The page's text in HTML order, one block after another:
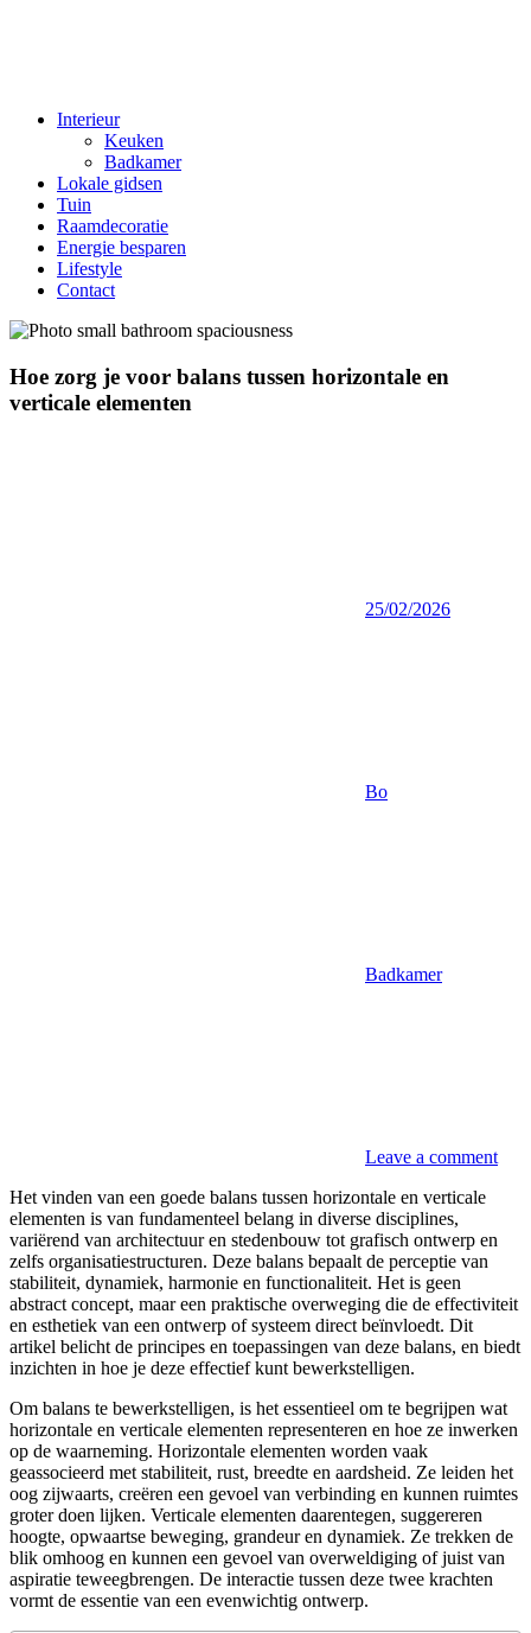
Interieur
Keuken
Badkamer
Lokale gidsen
Tuin
Raamdecoratie
Energie besparen
Lifestyle
Contact
Hoe zorg je voor balans tussen horizontale en
verticale elementen
25/02/2026
Bo
Badkamer
Leave a comment
Het vinden van een goede balans tussen horizontale en verticale
elementen is van fundamenteel belang in diverse disciplines,
variërend van architectuur en stedenbouw tot grafisch ontwerp en
zelfs organisatiestructuren. Deze balans bepaalt de perceptie van
stabiliteit, dynamiek, harmonie en functionaliteit. Het is geen
abstract concept, maar een praktische overweging die de effectiviteit
en esthetiek van een ontwerp of systeem direct beïnvloedt. Dit
artikel belicht de principes en toepassingen van deze balans, en biedt
inzichten in hoe je deze effectief kunt bewerkstelligen.
Om balans te bewerkstelligen, is het essentieel om te begrijpen wat
horizontale en verticale elementen representeren en hoe ze inwerken
op de waarneming. Horizontale elementen worden vaak
geassocieerd met stabiliteit, rust, breedte en aardsheid. Ze leiden het
oog zijwaarts, creëren een gevoel van verbinding en kunnen ruimtes
groter doen lijken. Verticale elementen daarentegen, suggereren
hoogte, opwaartse beweging, grandeur en dynamiek. Ze trekken de
blik omhoog en kunnen een gevoel van overweldiging of juist van
aspiratie teweegbrengen. De interactie tussen deze twee krachten
vormt de essentie van een evenwichtig ontwerp.